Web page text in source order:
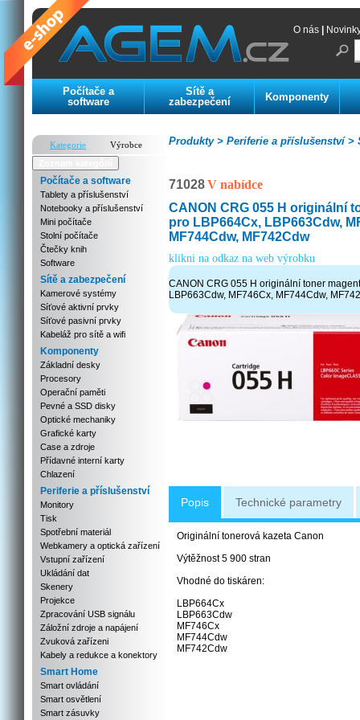
O nás
Počítače a
software
Sítě a
zabezpečení
Komponenty
Kategorie
Výrobce
Počítače a software
Tablety a příslušenství
Notebooky a příslušenství
Mini počítače
Stolní počítače
Čtečky knih
Software
Sítě a zabezpečení
Kamerové systémy
Síťové aktivní prvky
Síťové pasivní prvky
Kabeláž pro sítě a wifi
Komponenty
Základní desky
Procesory
Operační paměti
Pevné a SSD disky
Optické mechaniky
Grafické karty
Case a zdroje
Přídavné interní karty
Chlazení
Periferie a příslušenství
Monitory
Tisk
Spotřební materiál
Webkamery a optická zařízení
Vstupní zařízení
Ukládání dat
Skenery
Projekce
Zpracování USB signálu
Záložní zdroje a napájení
Zvuková zařízeni
Kabely a redukce a konektory
Smart Home
Smart ovládání
Smart osvětlení
Smart zásuvky
Periferie a příslušenství >
Produkty >
71028V nabídce
CANON CRG 055 H originální
pro LBP664Cx, LBP663Cdw,
MF744Cdw, MF742Cdw
klikni na odkaz na web výrobku
CANON CRG 055 H originální toner
LBP663Cdw, MF746Cx, MF744Cdw,
Popis Technické parametry
Originální tonerová kazeta Canon
Výtěžnost 5 900 stran
Vhodné do tiskáren:
LBP664Cx
LBP663Cdw
MF746Cx
MF744Cdw
MF742Cdw